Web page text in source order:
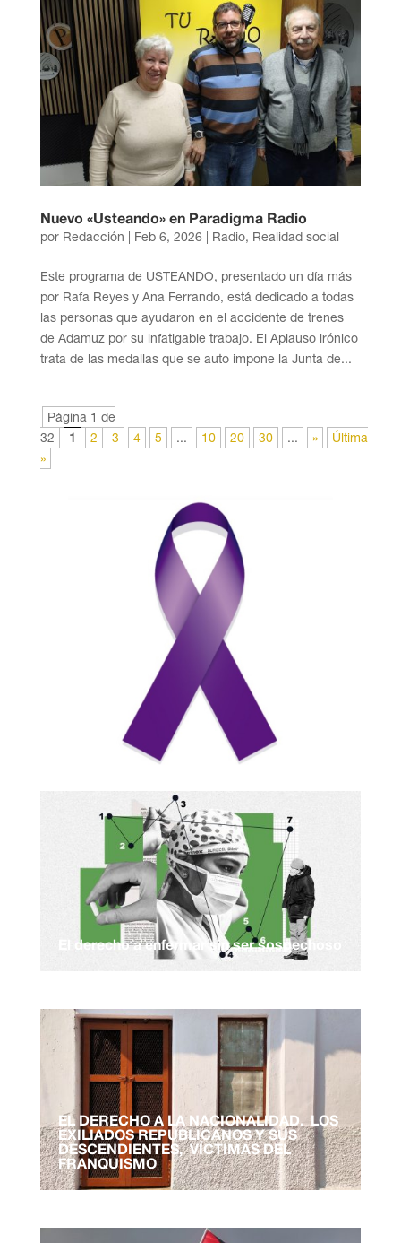
Nuevo «Usteando» en Paradigma Radio
por Redacción Feb 6, 2026| Radio, Realidad social
Este programa de USTEANDO, presentado un día más
por Rafa Reyes y Ana Ferrando, está dedicado a todas
las personas que ayudaron en el accidente de trenes
de Adamuz por su infatigable trabajo. El Aplauso irónico
trata de las medallas que se auto impone la Junta de...
Página 1 de
32
1 2 3 4 5 ... 10 20 30 ... »
Última
»
El derecho a enfermar sin ser sospechoso
EL DERECHO A LA NACIONALIDAD. LOS
EXILIADOS REPUBLICANOS Y SUS
DESCENDIENTES, VÍCTIMAS DEL
FRANQUISMO